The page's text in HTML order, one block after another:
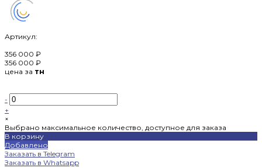
Артикул:
356 000 ₽
356 000 ₽
цена за тн
-
+
×
Выбрано максимальное количество, доступное для заказа
В корзину
Добавлено
Заказать в Telegram
Заказать в Whatsapp